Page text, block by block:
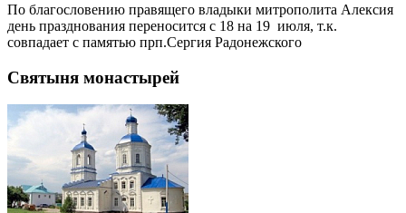
По благословению правящего владыки митрополита Алексия
день празднования переносится с 18 на 19 июля, т.к.
совпадает с памятью прп.Сергия Радонежского
Святыня монастырей